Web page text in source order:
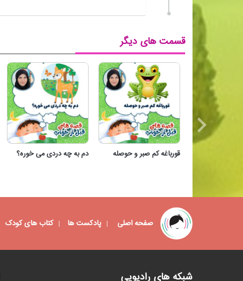
قسمت های دیگر
قورباغه کم صبر و حوصله دم به چه دردی می خوره؟
صفحه اصلی پادکست ها کتاب های کودک
شبکه های رادیویی